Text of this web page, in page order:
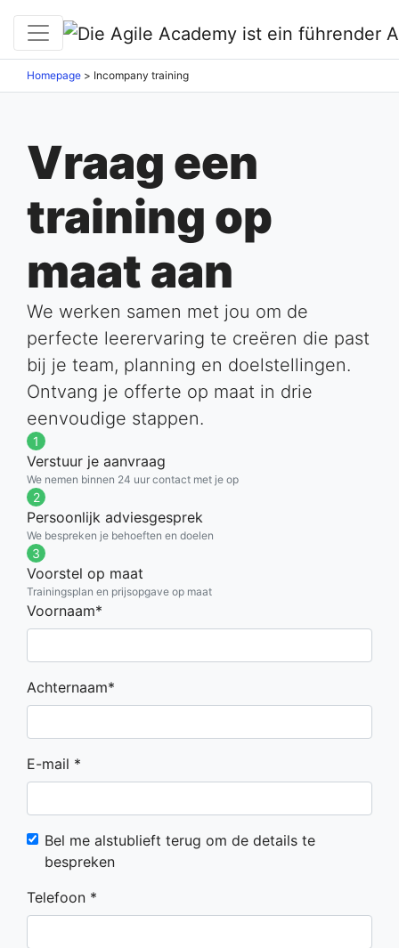
Homepage > Incompany training
Vraag een
training op
maat aan
We werken samen met jou om de
perfecte leerervaring te creëren die past
bij je team, planning en doelstellingen.
Ontvang je offerte op maat in drie
eenvoudige stappen.
1
Verstuur je aanvraag
We nemen binnen 24 uur contact met je op
2
Persoonlijk adviesgesprek
We bespreken je behoeften en doelen
3
Voorstel op maat
Trainingsplan en prijsopgave op maat
Voornaam*
Achternaam*
E-mail *
Bel me alstublieft terug om de details te
bespreken
Telefoon *